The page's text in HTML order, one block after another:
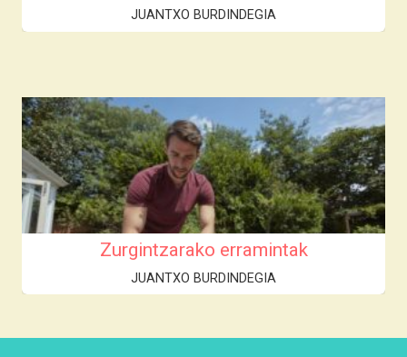
JUANTXO BURDINDEGIA
Zurgintzarako erramintak
JUANTXO BURDINDEGIA